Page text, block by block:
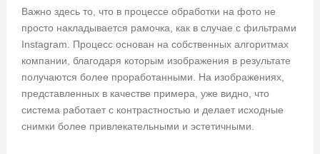
Важно здесь то, что в процессе обработки на фото не
просто накладывается рамочка, как в случае с фильтрами
Instagram. Процесс основан на собственных алгоритмах
компании, благодаря которым изображения в результате
получаются более проработанными. На изображениях,
представленных в качестве примера, уже видно, что
система работает с контрастностью и делает исходные
снимки более привлекательными и эстетичными.